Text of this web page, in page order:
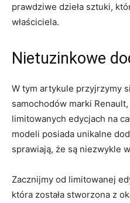
prawdziwe dzieła sztuki,
właściciela.
Nietuzinkowe
W tym artykule przyjrzymy
samochodów marki
limitowanych edycjach na
modeli posiada unikalne
sprawiają, że są niezwykle
Zacznijmy od limitowanej
która została stworzona z​